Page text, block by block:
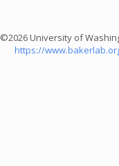
©2026 University of
https://